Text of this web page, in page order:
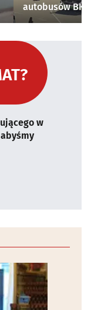
autobusów
w